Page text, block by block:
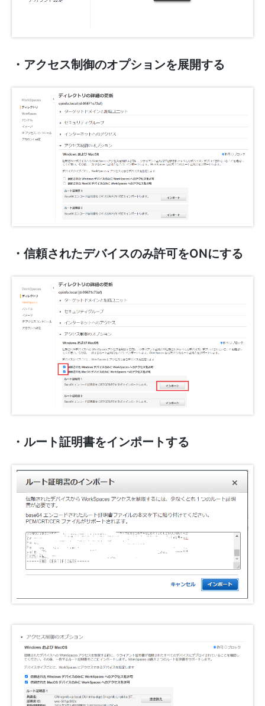
・アクセス制御のオプションを展開する
・信頼されたデバイスのみ許可をONにする
・ルート証明書をインポートする